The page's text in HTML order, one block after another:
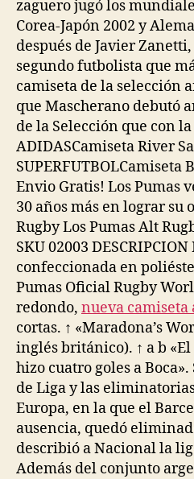
zaguero jugó los
Corea-Japón 2002 y
después de Javier
segundo futbolista que
camiseta de la selección
que Mascherano debutó
de la Selección que con
ADIDASCamiseta River
SUPERFUTBOLCamiseta
Envio Gratis! Los Pumas
30 años más en lograr su
Rugby Los Pumas Alt
SKU 02003
confeccionada en
Pumas Oficial Rugby
redondo, nueva
cortas. ↑ «Maradona’s
inglés británico). ↑ a b
hizo cuatro goles a
de Liga y las
Europa, en la que el
ausencia, quedó
describió a Nacional la
Además del conjunto